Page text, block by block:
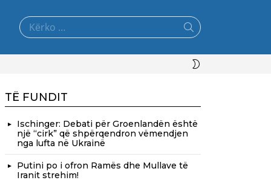
Search
for:
TË FUNDIT
Ischinger: Debati për Groenlandën është
një “cirk” që shpërqendron vëmendjen
nga lufta në Ukrainë
Putini po i ofron Ramës dhe Mullave të
Iranit strehim!